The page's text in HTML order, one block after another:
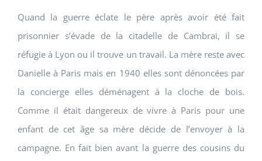
Quand la guerre éclate le père après avoir été fait
prisonnier s’évade de la citadelle de Cambrai, il se
réfugie à Lyon ou il trouve un travail. La mère reste avec
Danielle à Paris mais en 1940 elles sont dénoncées par
la concierge elles déménagent à la cloche de bois.
Comme il était dangereux de vivre à Paris pour une
enfant de cet âge sa mère décide de l’envoyer à la
campagne. En fait bien avant la guerre des cousins du